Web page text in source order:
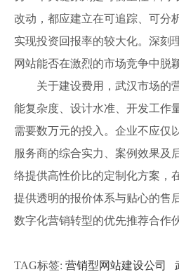
改动，都应建立在可追踪、可分
实现投资回报率的较大化。深刻
网站能否在激烈的市场竞争中脱
关于建设费用，武汉市场的
能复杂度、设计水准、开发工作
需要数万元的投入。企业不应仅
服务商的综合实力、案例效果及
络提供高性价比的定制化方案，
提供透明的报价体系与贴心的售
数字化营销转型的优先推荐合作
TAG标签: 营销型网站建设公司